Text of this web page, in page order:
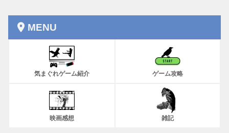
MENU
気まぐれゲーム紹介 ゲーム攻略
映画感想 雑記